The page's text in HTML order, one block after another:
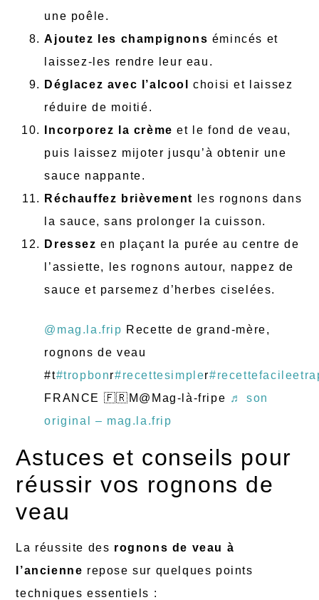
une poêle.
Ajoutez les champignons émincés et
laissez-les rendre leur eau.
Déglacez avec l’alcool
choisi et laissez
réduire de moitié.
Incorporez la crème et le fond de veau,
puis laissez mijoter jusqu’à obtenir une
sauce nappante.
Réchauffez brièvement
les rognons dans
la sauce, sans prolonger la cuisson.
Dressez en plaçant la purée au centre de
l’assiette, les rognons autour, nappez de
sauce et parsemez d’herbes ciselées.
@mag.la.frip Recette de grand-mère,
rognons de veau
#t#tropbonr#recettesimpler
FRANCE 🇫🇷M@Mag-là-fripe ♬ son
original – mag.la.frip
Astuces et conseils pour
réussir vos rognons de
veau
La réussite des rognons de veau à
l’ancienne repose sur quelques points
techniques essentiels :